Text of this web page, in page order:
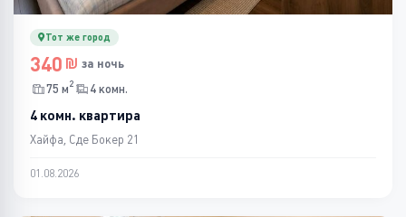
Тот же город
340
за ночь
75 м2 4 комн.
4 комн. квартира
Хайфа, Сде Бокер 21
01.08.2026